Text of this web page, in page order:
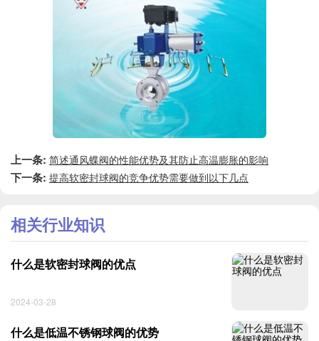
上一条: 简述通风蝶阀的性能优势及其防止高温膨胀的影响
下一条: 提高软密封球阀的竞争优势需要做到以下几点
相关行业知识
什么是软密封球阀的优点
2024-03-28
什么是低温不锈钢球阀的优势